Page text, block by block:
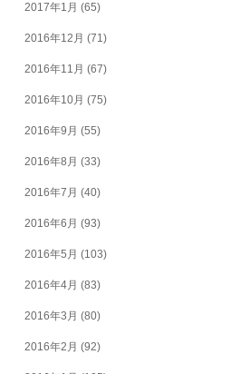
2017年1月 (65)
2016年12月 (71)
2016年11月 (67)
2016年10月 (75)
2016年9月 (55)
2016年8月 (33)
2016年7月 (40)
2016年6月 (93)
2016年5月 (103)
2016年4月 (83)
2016年3月 (80)
2016年2月 (92)